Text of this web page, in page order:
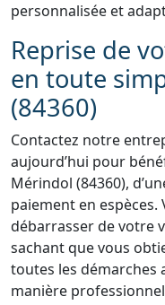
personnalisée et
Reprise de
en toute
(84360)
Contactez notre
aujourd’hui pour
Mérindol (84360),
paiement en espèces.
débarrasser de votre
sachant que vous
toutes les démarches
manière